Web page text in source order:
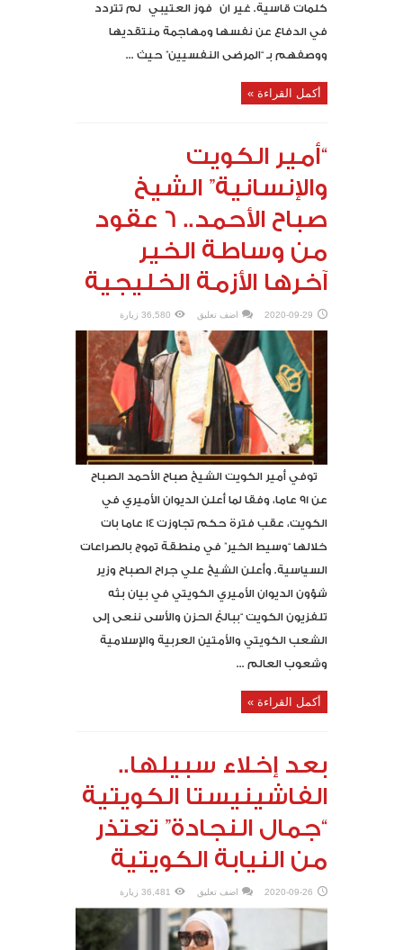
كلمات قاسية. غير ان فوز العتيبي لم تتردد
في الدفاع عن نفسها ومهاجمة منتقديها
ووصفهم بـ “المرضى النفسيين” حيث ...
أكمل القراءة »
“أمير الكويت
والإنسانية” الشيخ
صباح الأحمد.. 6 عقود
من وساطة الخير
آخرها الأزمة الخليجية
2020-09-29 اضف تعليق 36,580 زيارة
توفي أمير الكويت الشيخ صباح الأحمد الصباح
عن 91 عاما، وفقا لما أعلن الديوان الأميري في
الكويت، عقب فترة حكم تجاوزت 14 عاما بات
خلالها “وسيط الخير” في منطقة تموج بالصراعات
السياسية. وأعلن الشيخ علي جراح الصباح وزير
شؤون الديوان الأميري الكويتي في بيان بثه
تلفزيون الكويت “ببالغ الحزن والأسى ننعى إلى
الشعب الكويتي والأمتين العربية والإسلامية
وشعوب العالم ...
أكمل القراءة »
بعد إخلاء سبيلها..
الفاشينيستا الكويتية
“جمال النجادة” تعتذر
من النيابة الكويتية
2020-09-26 اضف تعليق 36,481 زيارة